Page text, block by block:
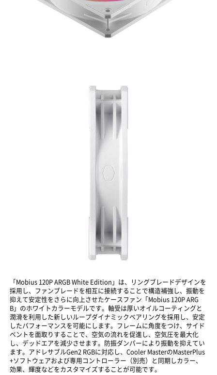
「Mobius 120P ARGB White Edition」は、リングブレードデザインを
採用し、ファンブレードを相互に接続することで構造補強し、振動を
抑えて安定性をさらに向上させたケースファン「Mobius 120P ARG
B」のホワイトカラーモデルです。軸受は厚いオイルコーティングと
潤滑を利用した新しいループダイナミックベアリングを採用し、安定
したパフォーマンスを可能にします。フレームに角度をつけ、サイド
ベントを面取りすることで、空気の流れを促進し、空気圧を最大化
し、デッドエアを減少させます。防振ダンパーにより振動を抑えてい
ます。アドレサブルGen2 RGBに対応し、Cooler MasterのMasterPlus
+ソフトウェアおよび専用コントローラー（別売）と同期しカラー、
効果、輝度などをカスタマイズすることが可能です。